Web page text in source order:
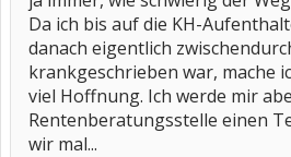
Da ich bis auf die KH-
danach eigentlich
krankgeschrieben war, mache
viel Hoffnung. Ich werde mir
Rentenberatungsstelle einen
wir mal...